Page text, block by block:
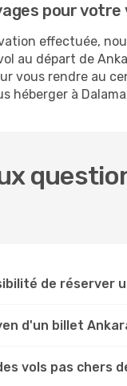
pour
effectuée,
au départ de
vous rendre au
héberger à
de réserver
d'un billet
vols pas chers